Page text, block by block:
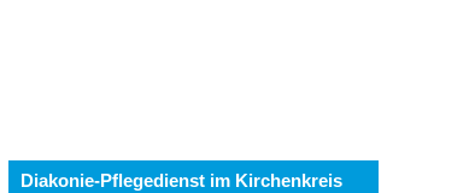
Diakonie-Pflegedienst im Kirchenkreis